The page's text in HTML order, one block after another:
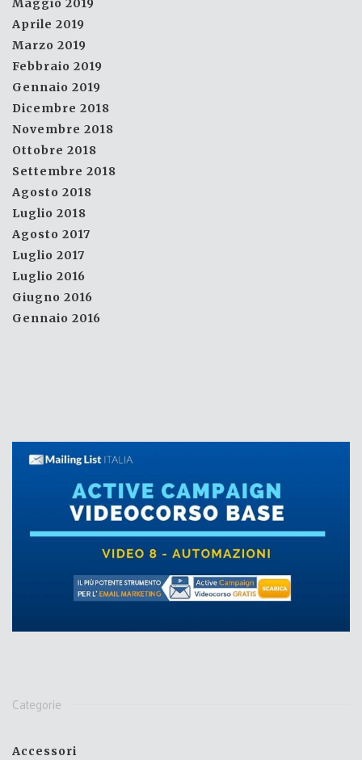
Maggio 2019
Aprile 2019
Marzo 2019
Febbraio 2019
Gennaio 2019
Dicembre 2018
Novembre 2018
Ottobre 2018
Settembre 2018
Agosto 2018
Luglio 2018
Agosto 2017
Luglio 2017
Luglio 2016
Giugno 2016
Gennaio 2016
Categorie
Accessori